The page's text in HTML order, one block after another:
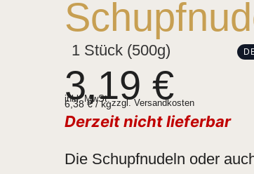
1 Stück (500g)
3,19€
inkl. MwSt.
6,38€/kgzzgl.Versandkosten
Derzeit nicht lieferbar
Die Schupfnudeln oder